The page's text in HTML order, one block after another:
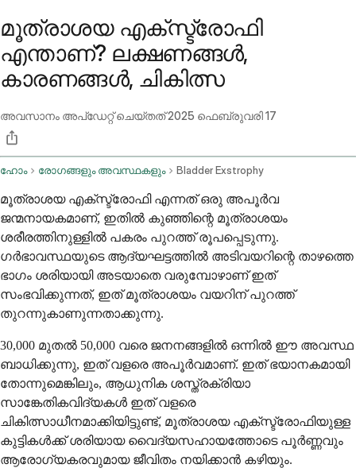
മൂത്രാശയ എക്സ്ട്രോഫി
എന്താണ്? ലക്ഷണങ്ങൾ,
കാരണങ്ങൾ, ചികിത്സ
അവസാനം അപ്ഡേറ്റ് ചെയ്തത്2025 ഫെബ്രുവരി 17
ഹോം രോഗങ്ങളും അവസ്ഥകളും Bladder Exstrophy
മൂത്രാശയ എക്സ്ട്രോഫി എന്നത് ഒരു അപൂർവ
ജന്മനായകമാണ്, ഇതിൽ കുഞ്ഞിന്റെ മൂത്രാശയം
ശരീരത്തിനുള്ളിൽ പകരം പുറത്ത് രൂപപ്പെടുന്നു.
ഗർഭാവസ്ഥയുടെ ആദ്യഘട്ടത്തിൽ അടിവയറിന്റെ താഴത്തെ
ഭാഗം ശരിയായി അടയാതെ വരുമ്പോഴാണ് ഇത്
സംഭവിക്കുന്നത്, ഇത് മൂത്രാശയം വയറിന് പുറത്ത്
തുറന്നുകാണുന്നതാക്കുന്നു.
30,000 മുതൽ 50,000 വരെ ജനനങ്ങളിൽ ഒന്നിൽ ഈ അവസ്ഥ
ബാധിക്കുന്നു, ഇത് വളരെ അപൂർവമാണ്. ഇത് ഭയാനകമായി
തോന്നുമെങ്കിലും, ആധുനിക ശസ്ത്രക്രിയാ
സാങ്കേതികവിദ്യകൾ ഇത് വളരെ
ചികിത്സാധീനമാക്കിയിട്ടുണ്ട്, മൂത്രാശയ എക്സ്ട്രോഫിയുള്ള
കുട്ടികൾക്ക് ശരിയായ വൈദ്യസഹായത്തോടെ പൂർണ്ണവും
ആരോഗ്യകരവുമായ ജീവിതം നയിക്കാൻ കഴിയും.